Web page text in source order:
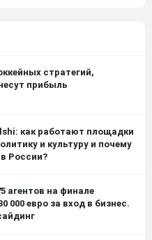
стратегий,
прибыль
как работают площадки
и культуру и почему
России?
агентов на финале
000 евро за вход в бизнес.